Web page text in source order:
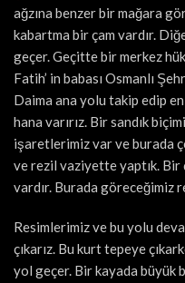
ağzına benzer bir mağara
kabartma bir çam vardır.
geçer. Geçitte bir merkez
Fatih’ in babası Osmanlı
Daima ana yolu takip edip
hana varırız. Bir sandık
işaretlerimiz var ve burada
ve rezil vaziyette yaptık.
vardır. Burada göreceğimiz
Resimlerimiz ve bu yolu
çıkarız. Bu kurt tepeye
yol geçer. Bir kayada büyük